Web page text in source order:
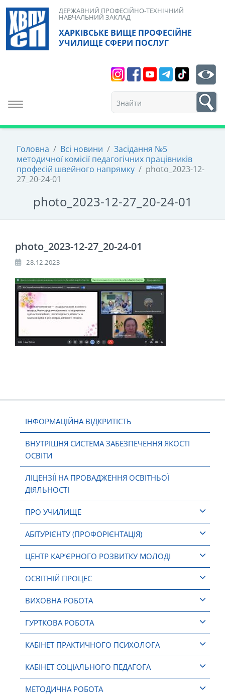
Skip
content
ХАРКІВСЬКЕ ВИЩЕ ПРОФЕСІЙНЕ
УЧИЛИЩЕ СФЕРИ ПОСЛУГ
ДЕРЖАВНИЙ ПРОФЕСІЙНО-ТЕХНІЧНИЙ
НАВЧАЛЬНИЙ ЗАКЛАД
Toggle navigation
1
Головна / Всі новини / Засідання №5
методичної комісії педагогічних працівників
професій швейного напрямку / photo_2023-12-
27_20-24-01
photo_2023-12-27_20-24-01
ІНФОРМАЦІЙНА ВІДКРИТІСТЬ
ВНУТРІШНЯ СИСТЕМА ЗАБЕЗПЕЧЕННЯ ЯКОСТІ
ОСВІТИ
ЛІЦЕНЗІЇ НА ПРОВАДЖЕННЯ ОСВІТНЬОЇ
ДІЯЛЬНОСТІ
ПРО УЧИЛИЩЕ
АБІТУРІЄНТУ (ПРОФОРІЄНТАЦІЯ)
ЦЕНТР КАР’ЄРНОГО РОЗВИТКУ МОЛОДІ
ОСВІТНІЙ ПРОЦЕС
ВИХОВНА РОБОТА
ГУРТКОВА РОБОТА
КАБІНЕТ ПРАКТИЧНОГО ПСИХОЛОГА
КАБІНЕТ СОЦІАЛЬНОГО ПЕДАГОГА
МЕТОДИЧНА РОБОТА
photo_2023-12-27_20-24-01
28.12.2023